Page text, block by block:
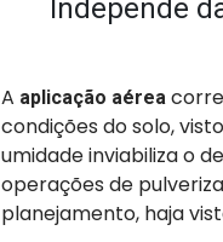
Independe
A aplicação aéreacorre
condições do solo,
umidade inviabiliza o
operações de
planejamento, haja